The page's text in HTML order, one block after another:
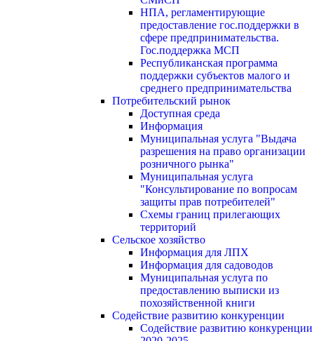
НПА, регламентирующие
предоставление гос.поддержки в
сфере предпринимательства.
Гос.поддержка МСП
Республиканская программа
поддержки субъектов малого и
среднего предпринимательства
Потребительский рынок
Доступная среда
Информация
Муниципальная услуга "Выдача
разрешения на право организации
розничного рынка"
Муниципальная услуга
"Консультирование по вопросам
защиты прав потребителей"
Схемы границ прилегающих
территорий
Сельское хозяйство
Информация для ЛПХ
Информация для садоводов
Муниципальная услуга по
предоставлению выписки из
похозяйственной книги
Содействие развитию конкуренции
Содействие развитию конкуренции